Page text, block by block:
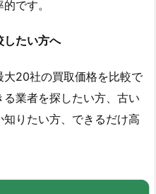
です。
したい方へ
大20社の買取価格を比較で
業者を探したい方、古い
りたい方、できるだけ高